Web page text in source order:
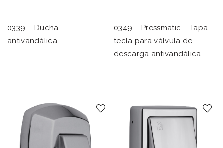
0339 – Ducha
antivandálica
0349 – Pressmatic – Tapa
tecla para válvula de
descarga antivandálica